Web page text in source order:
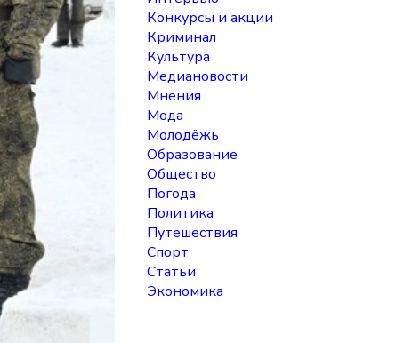
Конкурсы и акции
Криминал
Культура
Медиановости
Мнения
Мода
Молодёжь
Образование
Общество
Погода
Политика
Путешествия
Спорт
Статьи
Экономика